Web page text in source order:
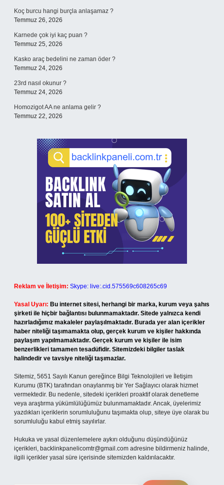
Koç burcu hangi burçla anlaşamaz ?
Temmuz 26, 2026
Karnede çok iyi kaç puan ?
Temmuz 25, 2026
Kasko araç bedelini ne zaman öder ?
Temmuz 24, 2026
23rd nasıl okunur ?
Temmuz 24, 2026
Homozigot AA ne anlama gelir ?
Temmuz 22, 2026
Reklam ve İletişim: Skype: live:.cid.575569c608265c69
Yasal Uyarı: Bu internet sitesi, herhangi bir marka, kurum veya şahıs
şirketi ile hiçbir bağlantısı bulunmamaktadır. Sitede yalnızca kendi
hazırladığımız makaleler paylaşılmaktadır. Burada yer alan içerikler
haber niteliği taşımamakta olup, gerçek kurum ve kişiler hakkında
paylaşım yapılmamaktadır. Gerçek kurum ve kişiler ile isim
benzerlikleri tamamen tesadüfidir. Sitemizdeki bilgiler taslak
halindedir ve tavsiye niteliği taşımazlar.
Sitemiz, 5651 Sayılı Kanun gereğince Bilgi Teknolojileri ve İletişim
Kurumu (BTK) tarafından onaylanmış bir Yer Sağlayıcı olarak hizmet
vermektedir. Bu nedenle, sitedeki içerikleri proaktif olarak denetleme
veya araştırma yükümlülüğümüz bulunmamaktadır. Ancak, üyelerimiz
yazdıkları içeriklerin sorumluluğunu taşımakta olup, siteye üye olarak bu
sorumluluğu kabul etmiş sayılırlar.
Hukuka ve yasal düzenlemelere aykırı olduğunu düşündüğünüz
içerikleri, backlinkpanelicomtr@gmail.com adresine bildirmeniz halinde,
ilgili içerikler yasal süre içerisinde sitemizden kaldırılacaktır.